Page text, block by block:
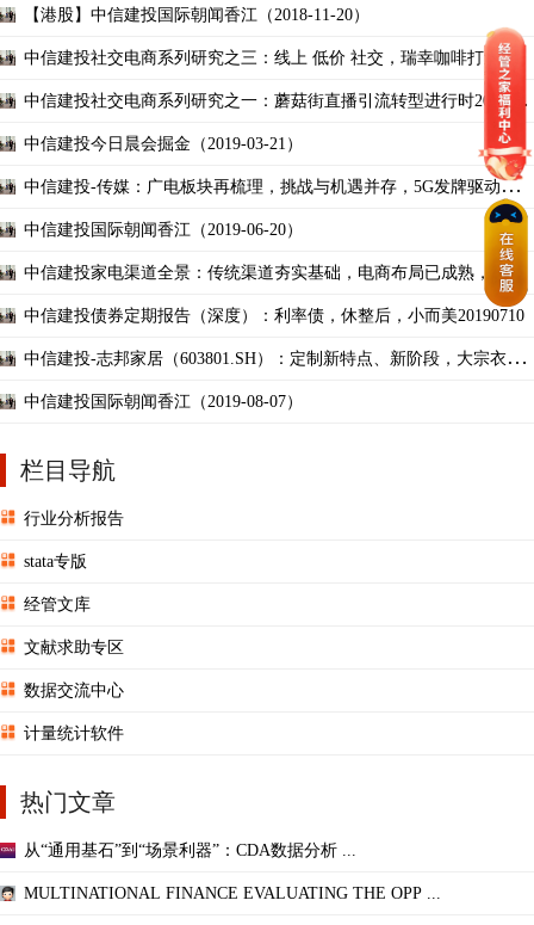
【港股】中信建投国际朝闻香江（2018-11-20）
中信建投社交电商系列研究之三：线上 低价 社交，瑞幸咖啡打造专业
中信建投社交电商系列研究之一：蘑菇街直播引流转型进行时2019010
中信建投今日晨会掘金（2019-03-21）
中信建投-传媒：广电板块再梳理，挑战与机遇并存，5G发牌驱动产业
中信建投国际朝闻香江（2019-06-20）
中信建投家电渠道全景：传统渠道夯实基础，电商布局已成熟，创新
中信建投债券定期报告（深度）：利率债，休整后，小而美20190710
中信建投-志邦家居（603801.SH）：定制新特点、新阶段，大宗衣柜
中信建投国际朝闻香江（2019-08-07）
栏目导航
行业分析报告
stata专版
经管文库
文献求助专区
数据交流中心
计量统计软件
热门文章
从“通用基石”到“场景利器”：CDA数据分析 ...
MULTINATIONAL FINANCE EVALUATING THE OPP ...